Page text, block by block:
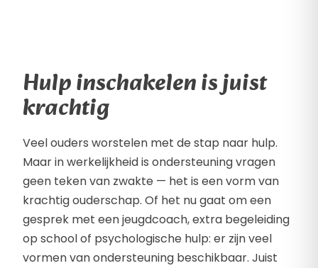
Hulp inschakelen is juist
krachtig
Veel ouders worstelen met de stap naar hulp.
Maar in werkelijkheid is ondersteuning vragen
geen teken van zwakte — het is een vorm van
krachtig ouderschap. Of het nu gaat om een
gesprek met een jeugdcoach, extra begeleiding
op school of psychologische hulp: er zijn veel
vormen van ondersteuning beschikbaar. Juist